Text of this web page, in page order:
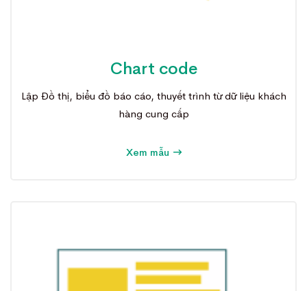
Chart code
Lập Đồ thị, biểu đồ báo cáo, thuyết trình từ dữ liệu khách
hàng cung cấp
Xem mẫu